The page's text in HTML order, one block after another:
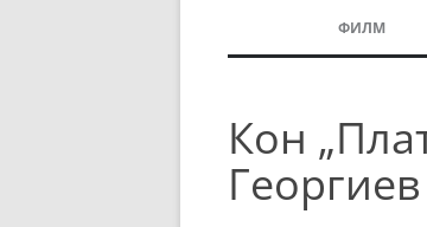
ФИЛМ
Кон
Георгиев